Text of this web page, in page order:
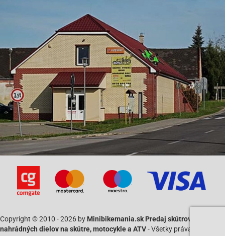
Copyright © 2010 - 2026 by Minibikemania.sk Predaj skútrov SYM a
nahrádných dielov na skútre, motocykle a ATV- Všetky práva